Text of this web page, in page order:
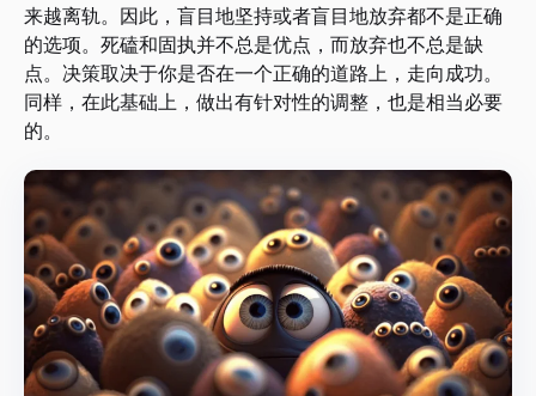
来越离轨。因此，盲目地坚持或者盲目地放弃都不是正确
的选项。死磕和固执并不总是优点，而放弃也不总是缺
点。决策取决于你是否在一个正确的道路上，走向成功。
同样，在此基础上，做出有针对性的调整，也是相当必要
的。